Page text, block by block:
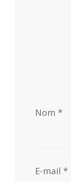
Nom *
E-mail *